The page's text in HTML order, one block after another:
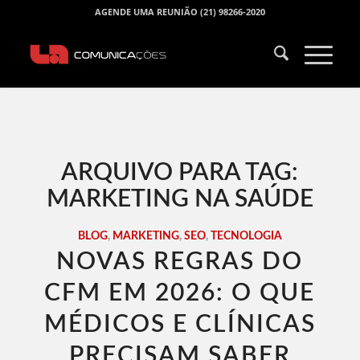
AGENDE UMA REUNIÃO (21) 98266-2020
ARQUIVO PARA TAG:
MARKETING NA SAÚDE
BLOG, MARKETING, SEO, TECNOLOGIA
NOVAS REGRAS DO
CFM EM 2026: O QUE
MÉDICOS E CLÍNICAS